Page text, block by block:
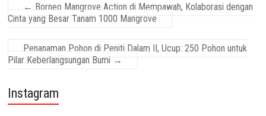
← Borneo Mangrove Action di Mempawah, Kolaborasi dengan
Cinta yang Besar Tanam 1000 Mangrove
Penanaman Pohon di Peniti Dalam II, Ucup: 250 Pohon untuk
Pilar Keberlangsungan Bumi →
Instagram